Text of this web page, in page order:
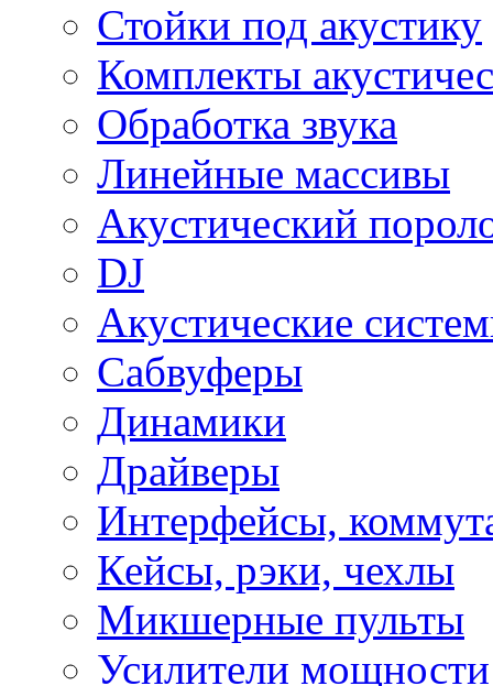
Стойки под акустику
Комплекты
Обработка звука
Линейные массивы
Акустический
DJ
Акустические
Сабвуферы
Динамики
Драйверы
Интерфейсы,
Кейсы, рэки, чехлы
Микшерные пульты
Усилители мощности